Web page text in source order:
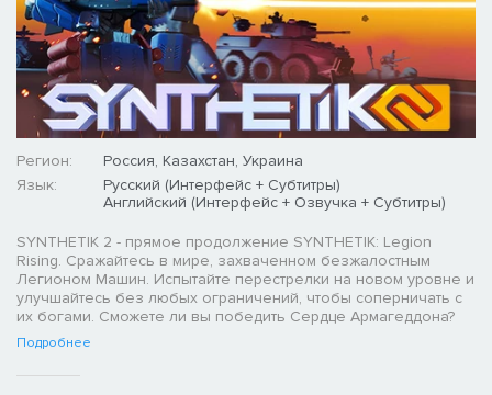
Регион:
Россия, Казахстан, Украина
Язык:
Русский (Интерфейс + Субтитры)
Английский (Интерфейс + Озвучка + Субтитры)
SYNTHETIK 2 - прямое продолжение SYNTHETIK: Legion
Rising. Сражайтесь в мире, захваченном безжалостным
Легионом Машин. Испытайте перестрелки на новом уровне и
улучшайтесь без любых ограничений, чтобы соперничать с
их богами. Сможете ли вы победить Сердце Армагеддона?
Подробнее